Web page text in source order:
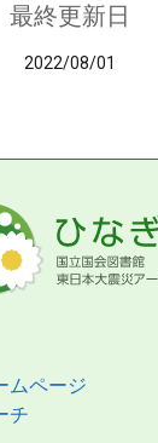
最終更新日
2022/08/01
ムページ
チ